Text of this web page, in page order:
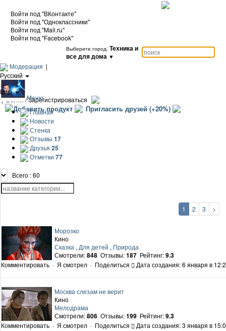
Войти под "ВКонтакте"
Войти под "Одноклассники"
Войти под "Mail.ru"
Войти под "Facebook"
Выберите город: Техника и
все для дома ▼
Модерация |
Русский
|
Еще
|Войти / Зарегистрироваться
Добавить продукт Пригласить друзей (+20%)
Меню
Главная
Новости
Стенка
Отзывы 17
Друзья 25
Отметки 77
Всего : 60
1 2 3 >
Морозко
Кино
Сказка , Для детей , Природа
Смотрели:848 Отзывы:187 Рейтинг:9.3
Комментировать · Я смотрел · Поделиться Дата создания: 6 января в
Москва слезам не верит
Кино
Мелодрама
Смотрели:806 Отзывы:199 Рейтинг:9.3
Комментировать · Я смотрел · Поделиться Дата создания: 3 января в